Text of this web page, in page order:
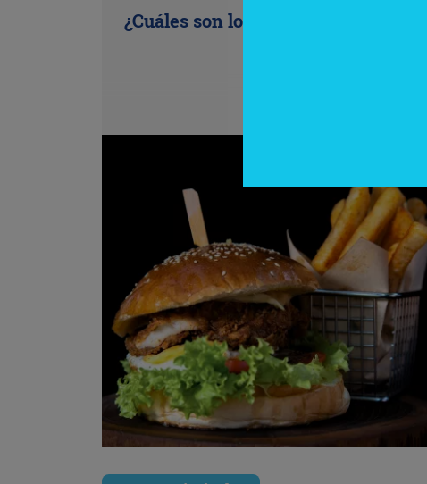
¿Cuáles son los antojos de la oficina?